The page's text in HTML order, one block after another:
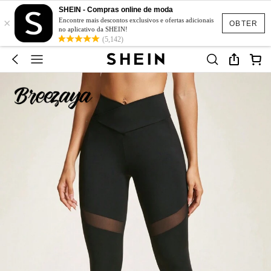
OBTER
×
SHEIN - Compras online de moda
Encontre mais descontos exclusivos e ofertas adicionais
no aplicativo da SHEIN!
(5,142)